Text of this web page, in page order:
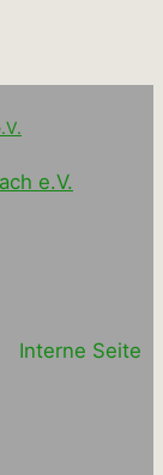
e.V.
Interne Seite